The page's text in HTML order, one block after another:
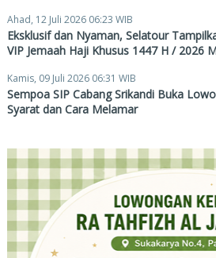
Ahad, 12 Juli 2026 06:23 WIB
Eksklusif dan Nyaman, Selatour
VIP Jemaah Haji Khusus 1447 H / 2026
Kamis, 09 Juli 2026 06:31 WIB
Sempoa SIP Cabang Srikandi Buka
Syarat dan Cara Melamar